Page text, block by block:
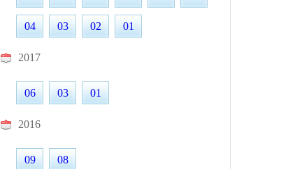
04 03 02 01
2017
06 03 01
2016
09 08